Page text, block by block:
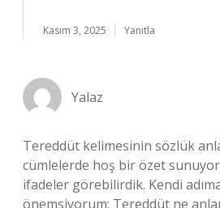
Kasım 3, 2025 Yanıtla
Yalaz
Tereddüt kelimesinin sözlük
cümlelerde hoş bir özet
ifadeler görebilirdik. Kendi
önemsiyorum: Tereddüt ne